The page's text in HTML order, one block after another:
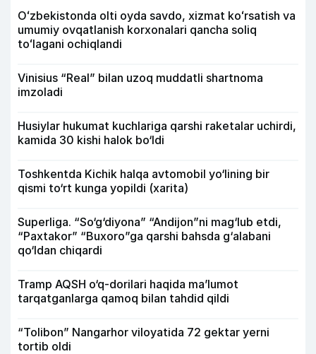
Oʻzbekistonda olti oyda savdo, xizmat koʻrsatish va
umumiy ovqatlanish korxonalari qancha soliq
toʻlagani ochiqlandi
Vinisius “Real” bilan uzoq muddatli shartnoma
imzoladi
Husiylar hukumat kuchlariga qarshi raketalar uchirdi,
kamida 30 kishi halok bo‘ldi
Toshkentda Kichik halqa avtomobil yo‘lining bir
qismi to‘rt kunga yopildi (xarita)
Superliga. “So‘g‘diyona” “Andijon”ni mag‘lub etdi,
“Paxtakor” “Buxoro”ga qarshi bahsda g‘alabani
qo‘ldan chiqardi
Tramp AQSH o‘q-dorilari haqida ma’lumot
tarqatganlarga qamoq bilan tahdid qildi
“Tolibon” Nangarhor viloyatida 72 gektar yerni
tortib oldi